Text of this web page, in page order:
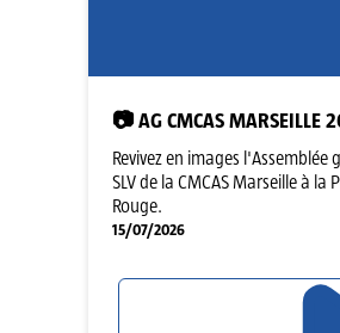
📷 AG CMCAS MARSEILLE
Revivez en images l'Assemblée
SLV de la CMCAS Marseille à la
Rouge.
15/07/2026